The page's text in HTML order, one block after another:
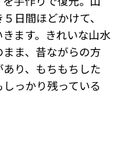
日間ほどかけて、
ます。きれいな山水
ま、昔ながらの方
り、もちもちした
っかり残っている